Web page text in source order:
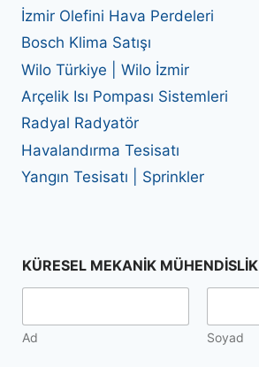
İzmir Olefini Hava Perdeleri
Bosch Klima Satışı
Wilo Türkiye | Wilo İzmir
Arçelik Isı Pompası Sistemleri
Radyal Radyatör
Havalandırma Tesisatı
Yangın Tesisatı | Sprinkler
e
k
t
KÜRESEL MEKANİK MÜHENDİSLİK
Ad Soyad